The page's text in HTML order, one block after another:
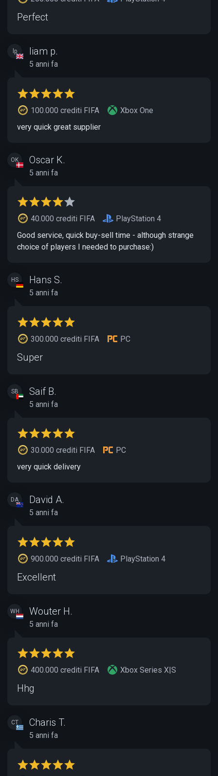
Perfect
lp liam p.
5 anni fa
100.000 crediti FIFA
Xbox One
very quick great supplier
OK Oscar K.
5 anni fa
40.000 crediti FIFA
PlayStation 4
Good service, quick buy-sell time - although strange
choice of players I needed to purchase:)
HS Hans S.
5 anni fa
300.000 crediti FIFA PC
Super
SB Saif B.
5 anni fa
30.000 crediti FIFA
PC
very quick delivery
DA David A.
5 anni fa
900.000 crediti FIFA PlayStation 4
Excellent
WH Wouter H.
5 anni fa
400.000 crediti FIFA Xbox Series X|S
Hhg
CT Charis T.
5 anni fa